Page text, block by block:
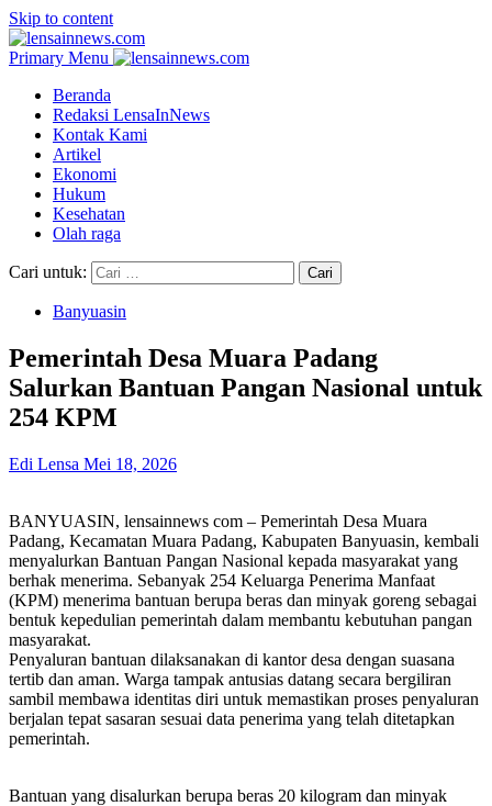
Skip to content
Primary Menu
Beranda
Redaksi LensaInNews
Kontak Kami
Artikel
Ekonomi
Hukum
Kesehatan
Olah raga
Cari untuk:
Banyuasin
Pemerintah Desa Muara Padang
Salurkan Bantuan Pangan Nasional untuk
254 KPM
Edi Lensa Mei 18, 2026
BANYUASIN, lensainnews com – Pemerintah Desa Muara
Padang, Kecamatan Muara Padang, Kabupaten Banyuasin, kembali
menyalurkan Bantuan Pangan Nasional kepada masyarakat yang
berhak menerima. Sebanyak 254 Keluarga Penerima Manfaat
(KPM) menerima bantuan berupa beras dan minyak goreng sebagai
bentuk kepedulian pemerintah dalam membantu kebutuhan pangan
masyarakat.
Penyaluran bantuan dilaksanakan di kantor desa dengan suasana
tertib dan aman. Warga tampak antusias datang secara bergiliran
sambil membawa identitas diri untuk memastikan proses penyaluran
berjalan tepat sasaran sesuai data penerima yang telah ditetapkan
pemerintah.
Bantuan yang disalurkan berupa beras 20 kilogram dan minyak